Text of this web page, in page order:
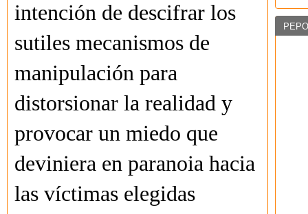
intención de descifrar los
sutiles mecanismos de
manipulación para
distorsionar la realidad y
provocar un miedo que
deviniera en paranoia hacia
las víctimas elegidas